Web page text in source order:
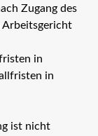
Zugang des
Arbeitsgericht
in
in
ist nicht